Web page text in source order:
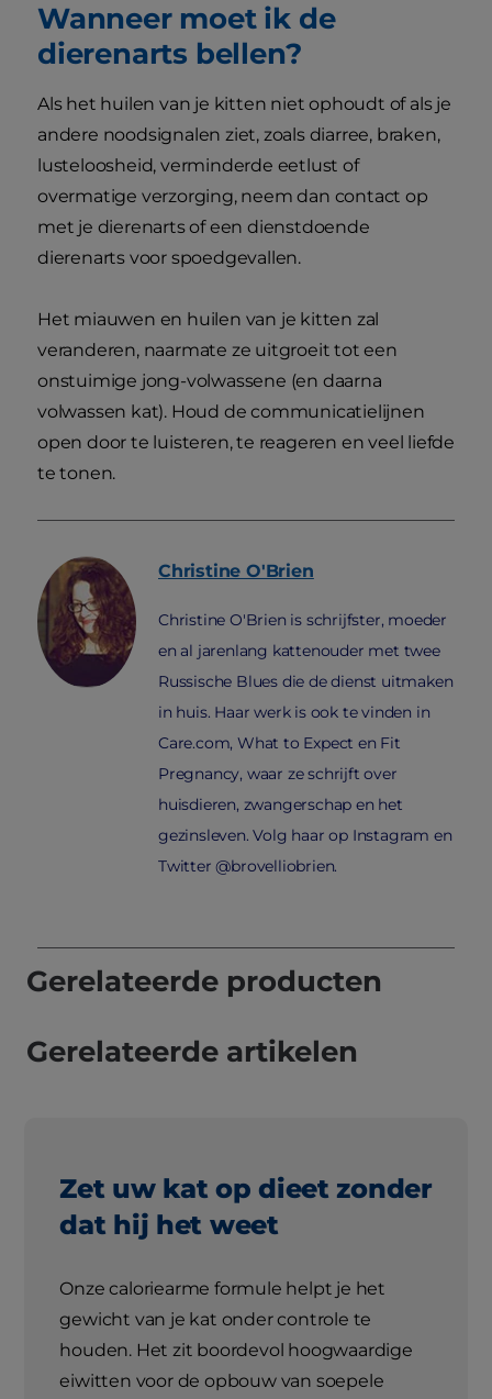
Wanneer moet ik de
dierenarts bellen?
Als het huilen van je kitten niet ophoudt of als je
andere noodsignalen ziet, zoals diarree, braken,
lusteloosheid, verminderde eetlust of
overmatige verzorging, neem dan contact op
met je dierenarts of een dienstdoende
dierenarts voor spoedgevallen.
Het miauwen en huilen van je kitten zal
veranderen, naarmate ze uitgroeit tot een
onstuimige jong-volwassene (en daarna
volwassen kat). Houd de communicatielijnen
open door te luisteren, te reageren en veel liefde
te tonen.
Christine O'Brien
Christine O'Brien is schrijfster, moeder
en al jarenlang kattenouder met twee
Russische Blues die de dienst uitmaken
in huis. Haar werk is ook te vinden in
Care.com, What to Expect en Fit
Pregnancy, waar ze schrijft over
huisdieren, zwangerschap en het
gezinsleven. Volg haar op Instagram en
Twitter @brovelliobrien.
Gerelateerde producten
Gerelateerde artikelen
Zet uw kat op dieet zonder
dat hij het weet
Onze caloriearme formule helpt je het
gewicht van je kat onder controle te
houden. Het zit boordevol hoogwaardige
eiwitten voor de opbouw van soepele